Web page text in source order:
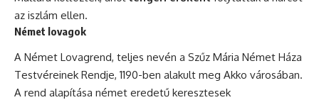
az iszlám ellen.
Német lovagok
A Német Lovagrend, teljes nevén a Szűz Mária Német Háza
Testvéreinek Rendje, 1190-ben alakult meg Akko városában.
A rend alapítása német eredetű keresztesek